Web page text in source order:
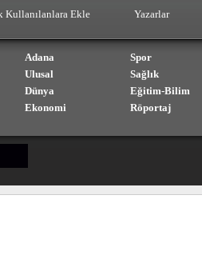
Kullanılanlara Ekle Yazarlar
Adana
Ulusal
Dünya
Ekonomi
Spor
Sağlık
Eğitim-Bilim
Röportaj